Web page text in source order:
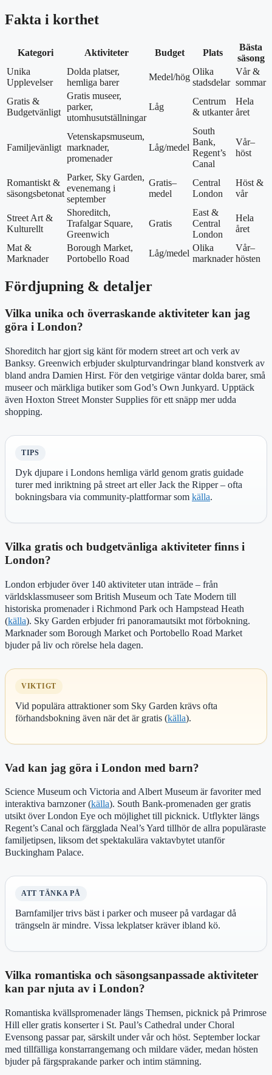
Fakta i korthet
Kategori Aktiviteter Budget Plats
Bästa
säsong
Unika
Upplevelser
Dolda platser,
hemliga barer
Medel/hög
Olika
stadsdelar
Vår &
sommar
Gratis &
Budgetvänligt
Gratis museer,
parker,
utomhusutställningar
Låg
Centrum
& utkanter
Hela
året
Familjevänligt
Vetenskapsmuseum,
marknader,
promenader
Låg/medel
South
Bank,
Regent’s
Canal
Vår–
höst
Romantiskt &
säsongsbetonat
Parker, Sky Garden,
evenemang i
september
Gratis–
medel
Central
London
Höst &
vår
Street Art &
Kulturellt
Shoreditch,
Trafalgar Square,
Greenwich
Gratis
East &
Central
London
Hela
året
Mat &
Marknader
Borough Market,
Portobello Road
Låg/medel
Olika
marknader
Vår–
hösten
Fördjupning & detaljer
Vilka unika och överraskande aktiviteter kan jag
göra i London?
Shoreditch har gjort sig känt för modern street art och verk av
Banksy. Greenwich erbjuder skulpturvandringar bland konstverk av
bland andra Damien Hirst. För den vetgirige väntar dolda barer, små
museer och märkliga butiker som God’s Own Junkyard. Upptäck
även Hoxton Street Monster Supplies för ett snäpp mer udda
shopping.
TIPS
Dyk djupare i Londons hemliga värld genom gratis guidade
turer med inriktning på street art eller Jack the Ripper – ofta
bokningsbara via community-plattformar som källa.
Vilka gratis och budgetvänliga aktiviteter finns i
London?
London erbjuder över 140 aktiviteter utan inträde – från
världsklassmuseer som British Museum och Tate Modern till
historiska promenader i Richmond Park och Hampstead Heath
(källa). Sky Garden erbjuder fri panoramautsikt mot förbokning.
Marknader som Borough Market och Portobello Road Market
bjuder på liv och rörelse hela dagen.
VIKTIGT
Vid populära attraktioner som Sky Garden krävs ofta
förhandsbokning även när det är gratis (källa).
Vad kan jag göra i London med barn?
Science Museum och Victoria and Albert Museum är favoriter med
interaktiva barnzoner (källa). South Bank-promenaden ger gratis
utsikt över London Eye och möjlighet till picknick. Utflykter längs
Regent’s Canal och färgglada Neal’s Yard tillhör de allra populäraste
familjetipsen, liksom det spektakulära vaktavbytet utanför
Buckingham Palace.
ATT TÄNKA PÅ
Barnfamiljer trivs bäst i parker och museer på vardagar då
trängseln är mindre. Vissa lekplatser kräver ibland kö.
Vilka romantiska och säsongsanpassade aktiviteter
kan par njuta av i London?
Romantiska kvällspromenader längs Themsen, picknick på Primrose
Hill eller gratis konserter i St. Paul’s Cathedral under Choral
Evensong passar par, särskilt under vår och höst. September lockar
med tillfälliga konstarrangemang och mildare väder, medan hösten
bjuder på färgsprakande parker och intim stämning.